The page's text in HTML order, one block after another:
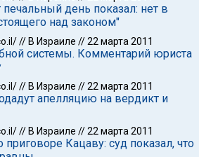
день показал: нет в
над законом"
// В Израиле //22 марта 2011
системы. Комментарий юриста
// В Израиле //22 марта 2011
апелляцию на вердикт и
// В Израиле //22 марта 2011
приговоре Кацаву: суд показал, что